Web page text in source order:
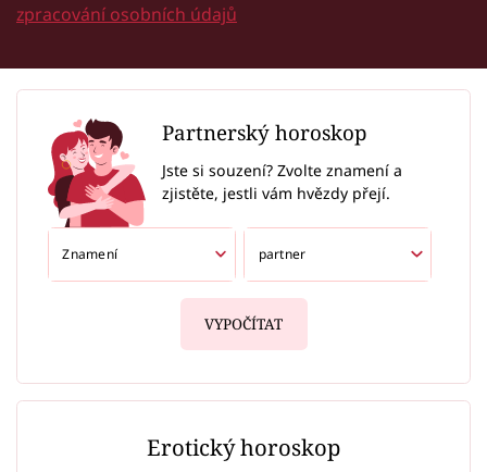
zpracování osobních údajů
Partnerský horoskop
Jste si souzení? Zvolte znamení a
zjistěte, jestli vám hvězdy přejí.
VYPOČÍTAT
Erotický horoskop